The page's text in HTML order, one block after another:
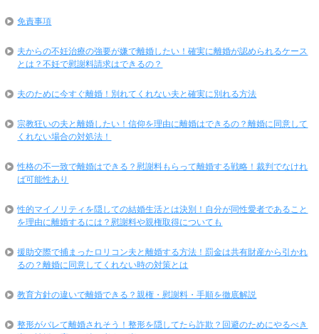
免責事項
夫からの不妊治療の強要が嫌で離婚したい！確実に離婚が認められるケース
とは？不妊で慰謝料請求はできるの？
夫のために今すぐ離婚！別れてくれない夫と確実に別れる方法
宗教狂いの夫と離婚したい！信仰を理由に離婚はできるの？離婚に同意して
くれない場合の対処法！
性格の不一致で離婚はできる？慰謝料もらって離婚する戦略！裁判でなけれ
ば可能性あり
性的マイノリティを隠しての結婚生活とは決別！自分が同性愛者であること
を理由に離婚するには？慰謝料や親権取得についても
援助交際で捕まったロリコン夫と離婚する方法！罰金は共有財産から引かれ
るの？離婚に同意してくれない時の対策とは
教育方針の違いで離婚できる？親権・慰謝料・手順を徹底解説
整形がバレて離婚されそう！整形を隠してたら詐欺？回避のためにやるべき